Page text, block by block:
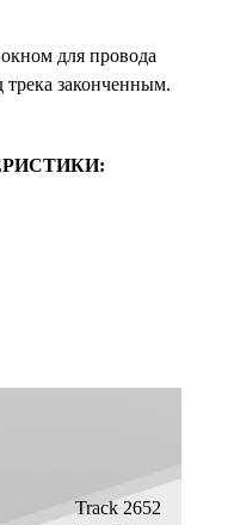
Track 2652
для провода
законченным.